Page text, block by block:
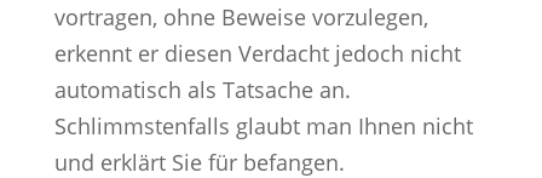
vortragen, ohne Beweise vorzulegen,
erkennt er diesen Verdacht jedoch nicht
automatisch als Tatsache an.
Schlimmstenfalls glaubt man Ihnen nicht
und erklärt Sie für befangen.